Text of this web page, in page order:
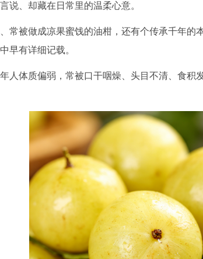
说、却藏在日常里的温柔心意。
常被做成凉果蜜饯的油柑，还有个传承千年
早有详细记载。
人体质偏弱，常被口干咽燥、头目不清、食积